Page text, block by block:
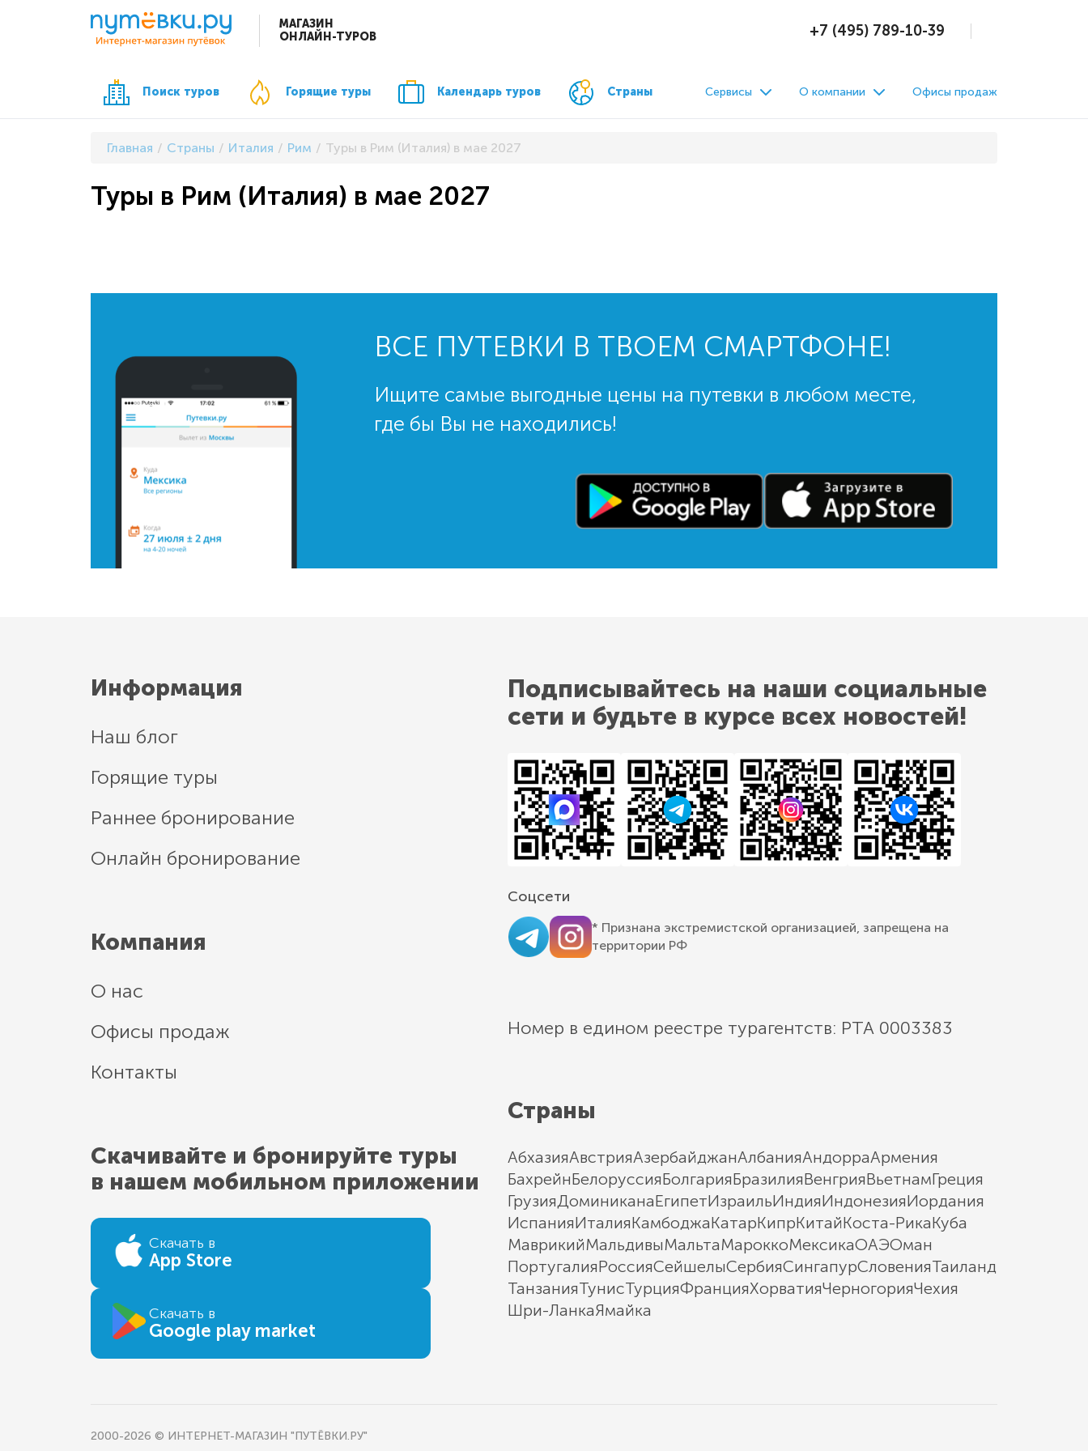
МАГАЗИН
ОНЛАЙН-ТУРОВ
+7 (495) 789-10-39
Поиск туров Горящие туры Календарь туров Страны Сервисы О компании Офисы продаж
Главная Страны Италия Рим Туры в Рим (Италия) в мае 2027
Туры в Рим (Италия) в мае 2027
ВСЕ ПУТЕВКИ В ТВОЕМ СМАРТФОНЕ!
Ищите самые выгодные цены на путевки в любом месте,
где бы Вы не находились!
Информация
Наш блог
Горящие туры
Раннее бронирование
Онлайн бронирование
Компания
О нас
Офисы продаж
Контакты
Скачивайте и бронируйте туры
в нашем мобильном приложении
Скачать в
App Store
Скачать в
Google play market
Подписывайтесь на наши социальные
сети и будьте в курсе всех новостей!
Соцсети
* Признана экстремистской организацией, запрещена на
территории РФ
Номер в едином реестре турагентств: РТА 0003383
Страны
АбхазияАвстрияАзербайджанАлбанияАндорраАрмения
БахрейнБелоруссияБолгарияБразилияВенгрияВьетнамГреция
ГрузияДоминиканаЕгипетИзраильИндияИндонезияИордания
ИспанияИталияКамбоджаКатарКипрКитайКоста-РикаКуба
МаврикийМальдивыМальтаМароккоМексикаОАЭОман
ПортугалияРоссияСейшелыСербияСингапурСловенияТаиланд
ТанзанияТунисТурцияФранцияХорватияЧерногорияЧехия
Шри-ЛанкаЯмайка
2000-2026 © ИНТЕРНЕТ-МАГАЗИН "ПУТЁВКИ.РУ"